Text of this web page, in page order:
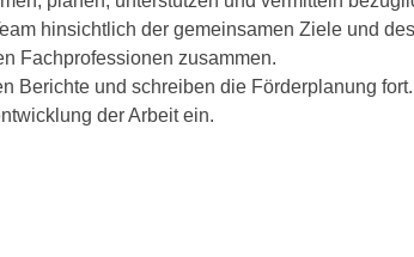
hinsichtlich der gemeinsamen Ziele und
Fachprofessionen zusammen.
Berichte und schreiben die Förderplanung fort.
der Arbeit ein.